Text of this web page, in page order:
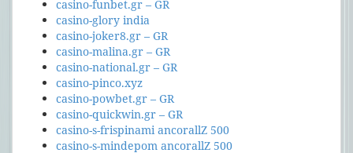
casino-funbet.gr – GR
casino-glory india
casino-joker8.gr – GR
casino-malina.gr – GR
casino-national.gr – GR
casino-pinco.xyz
casino-powbet.gr – GR
casino-quickwin.gr – GR
casino-s-frispinami ancorallZ 500
casino-s-mindepom ancorallZ 500